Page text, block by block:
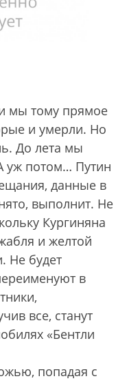
мы тому прямое
и умерли. Но
До лета мы
уж потом… Путин
данные в
выполнит. Не
Кургиняна
и желтой
Не будет
в
все, станут
«Бентли
попадая с